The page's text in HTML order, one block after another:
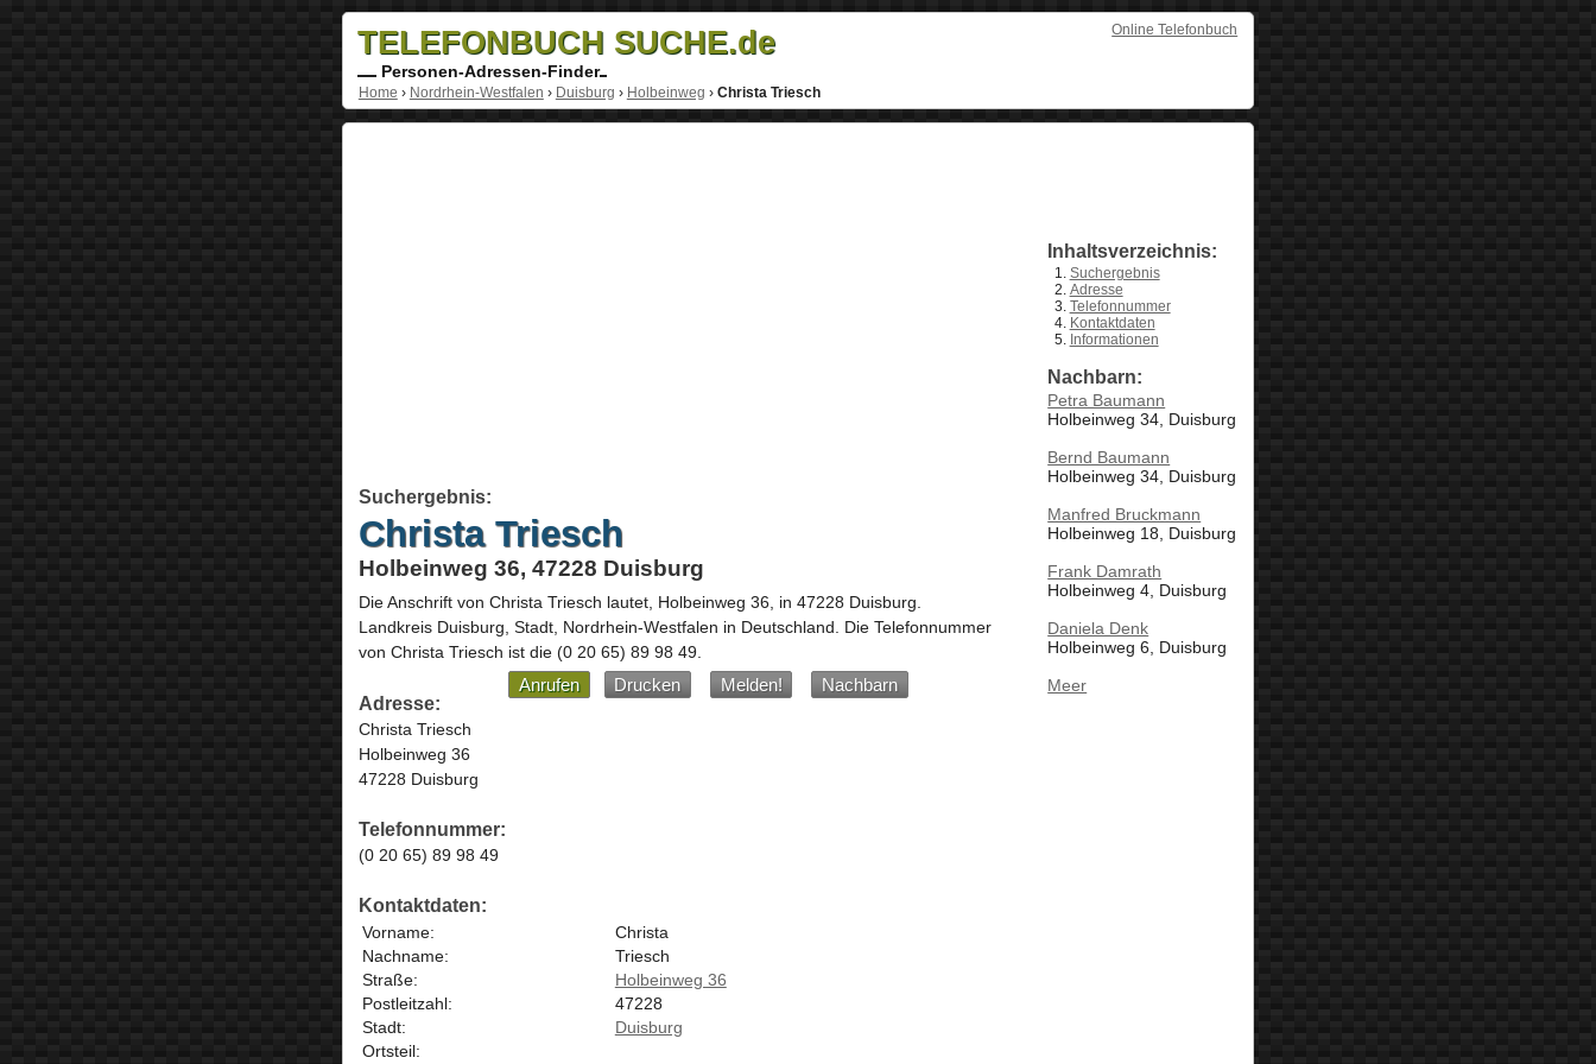
Online Telefonbuch
TELEFONBUCH SUCHE.de
Personen-Adressen-Finder
Home › Nordrhein-Westfalen › Duisburg › Holbeinweg › Christa Triesch
Suchergebnis:
Christa Triesch
Holbeinweg 36, 47228 Duisburg
Die Anschrift von Christa Triesch lautet, Holbeinweg 36, in 47228 Duisburg.
Landkreis Duisburg, Stadt, Nordrhein-Westfalen in Deutschland. Die Telefonnummer
von Christa Triesch ist die (0 20 65) 89 98 49.
Anrufen Drucken Melden!
Nachbarn
Adresse:
Christa Triesch
Holbeinweg 36
47228 Duisburg
Telefonnummer:
(0 20 65) 89 98 49
Kontaktdaten:
Vorname:
Christa
Nachname:
Triesch
Straße:
Holbeinweg 36
Postleitzahl:
47228
Stadt:
Duisburg
Ortsteil:
Inhaltsverzeichnis:
Suchergebnis
Adresse
Telefonnummer
Kontaktdaten
Informationen
Nachbarn:
Petra Baumann
Holbeinweg 34, Duisburg
Bernd Baumann
Holbeinweg 34, Duisburg
Manfred Bruckmann
Holbeinweg 18, Duisburg
Frank Damrath
Holbeinweg 4, Duisburg
Daniela Denk
Holbeinweg 6, Duisburg
Meer